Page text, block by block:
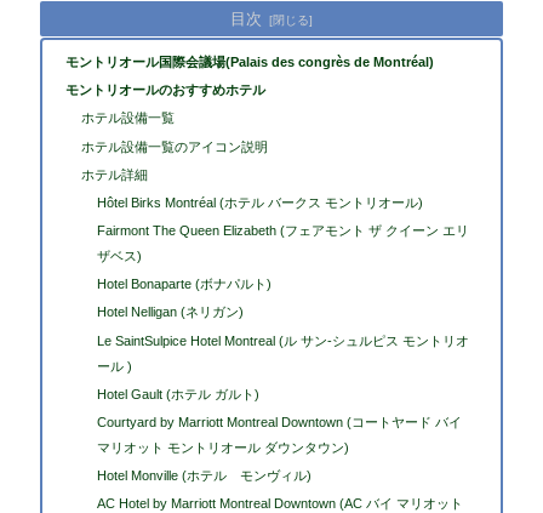
目次
モントリオール国際会議場(Palais des congrès de Montréal)
モントリオールのおすすめホテル
ホテル設備一覧
ホテル設備一覧のアイコン説明
ホテル詳細
Hôtel Birks Montréal (ホテル バークス モントリオール)
Fairmont The Queen Elizabeth (フェアモント ザ クイーン エリ
ザベス)
Hotel Bonaparte (ボナパルト)
Hotel Nelligan (ネリガン)
Le SaintSulpice Hotel Montreal (ル サン-シュルピス モントリオ
ール )
Hotel Gault (ホテル ガルト)
Courtyard by Marriott Montreal Downtown (コートヤード バイ
マリオット モントリオール ダウンタウン)
Hotel Monville (ホテル モンヴィル)
AC Hotel by Marriott Montreal Downtown (AC バイ マリオット